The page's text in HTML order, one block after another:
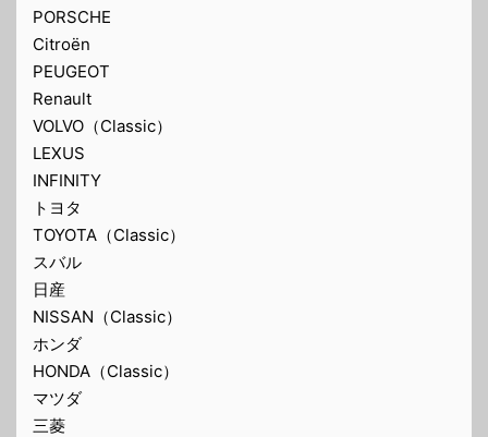
PORSCHE
Citroën
PEUGEOT
Renault
VOLVO（Classic）
LEXUS
INFINITY
トヨタ
TOYOTA（Classic）
スバル
日産
NISSAN（Classic）
ホンダ
HONDA（Classic）
マツダ
三菱